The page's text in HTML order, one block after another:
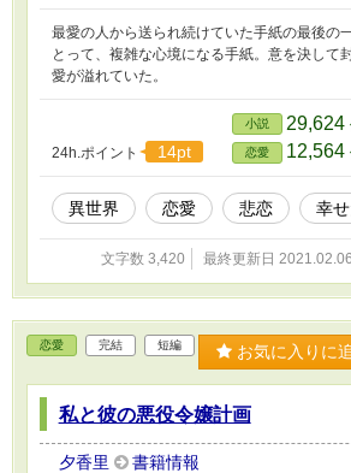
最愛の人から送られ続けていた手紙の最後の
とって、複雑な心境になる手紙。意を決して
愛が溢れていた。
24h.ポイント 14pt
小説 29,624
恋愛 12,564
異世界 恋愛 悲恋 幸
文字数 3,420 最終更新日 2021.02.06
恋愛 完結 短編 お気に入りに
私と彼の悪役令嬢計画
夕香里 書籍情報